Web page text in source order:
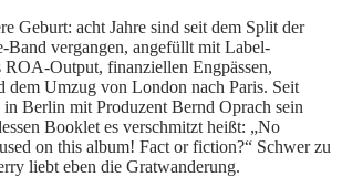
Geburt: acht Jahre sind seit dem Split der
Band vergangen, angefüllt mit Label-
ROA-Output, finanziellen Engpässen,
dem Umzug von London nach Paris. Seit
Berlin mit Produzent Bernd Oprach sein
Booklet es verschmitzt heißt: „No
on this album! Fact or fiction?“ Schwer zu
liebt eben die Gratwanderung.